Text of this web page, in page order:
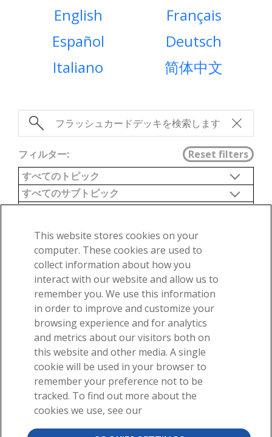
English
Français
Español
Deutsch
Italiano
简体中文
フィルター:
69のうち76-69
検索結果はありません。
弊社の素晴らしい解剖学的構造について電子メールをお受け取
りください！
"購読する"を選択すると、弊社のニュースレターの受信がスタートしま
す。お客様が受け取る電子メールの種類を管理するか、または購読を取
り消すには、電子メールの下にあるリンクを使用してください。詳細に
ついてもっとお知りになりたい方は、弊社の
This website stores cookies on your
computer. These cookies are used to
collect information about how you
interact with our website and allow us to
remember you. We use this information
in order to improve and customize your
browsing experience and for analytics
and metrics about our visitors both on
this website and other media. A single
cookie will be used in your browser to
remember your preference not to be
tracked. To find out more about the
cookies we use, see our